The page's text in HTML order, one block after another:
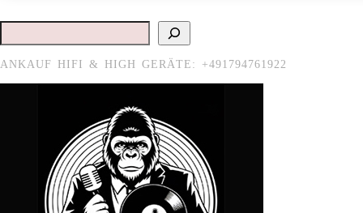
Suchen
ANKAUF HIFI & HIGH GERÄTE: +491794761922